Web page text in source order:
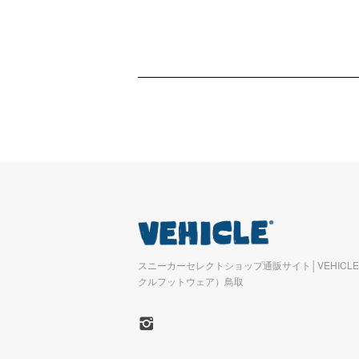
スニーカーセレクトショップ通販サイト
クルフットウェア）鳥取